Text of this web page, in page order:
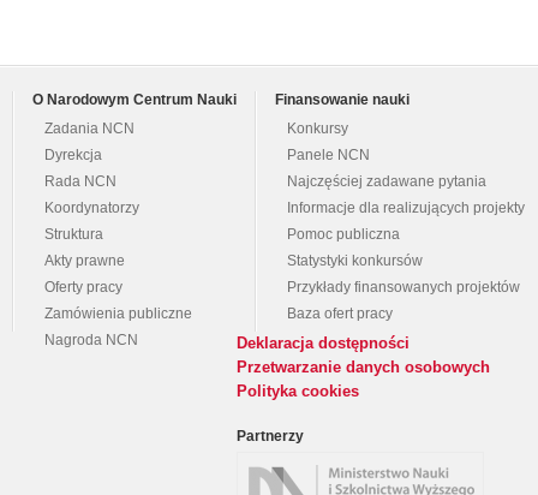
O Narodowym Centrum Nauki
Zadania NCN
Dyrekcja
Rada NCN
Koordynatorzy
Struktura
Akty prawne
Oferty pracy
Zamówienia publiczne
Nagroda NCN
Finansowanie nauki
Konkursy
Panele NCN
Najczęściej zadawane pytania
Informacje dla realizujących projekty
Pomoc publiczna
Statystyki konkursów
Przykłady finansowanych projektów
Baza ofert pracy
Deklaracja dostępności
Przetwarzanie danych osobowych
Polityka cookies
Partnerzy